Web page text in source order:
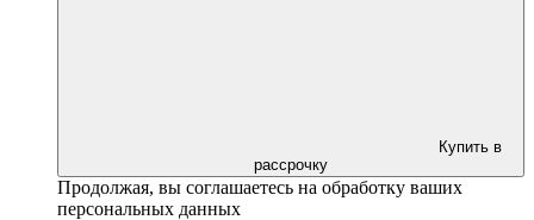
Купить в
рассрочку
Продолжая, вы соглашаетесь на обработку ваших
персональных данных